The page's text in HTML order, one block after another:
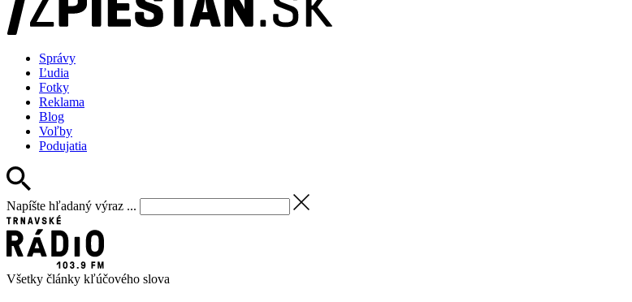
Správy
Ľudia
Fotky
Reklama
Blog
Voľby
Podujatia
Napíšte hľadaný výraz ...
Všetky články kľúčového slova